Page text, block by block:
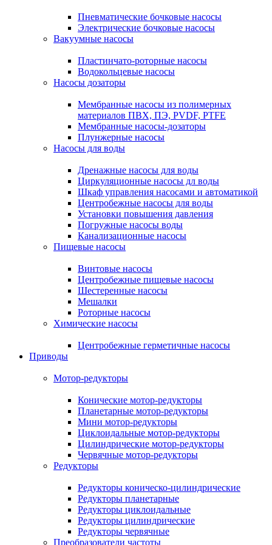
Пневматические бочковые насосы
Электрические бочковые насосы
Вакуумные насосы
Пластинчато-роторные насосы
Водокольцевые насосы
Насосы дозаторы
Мембранные насосы из полимерных
материалов ПВХ, ПЭ, PVDF, PTFE
Мембранные насосы-дозаторы
Плунжерные насосы
Насосы для воды
Дренажные насосы для воды
Циркуляционные насосы дл воды
Шкаф управления насосами и автоматикой
Центробежные насосы для воды
Установки повышения давления
Погружные насосы воды
Канализационные насосы
Пищевые насосы
Винтовые насосы
Центробежные пищевые насосы
Шестеренные насосы
Мешалки
Роторные насосы
Химические насосы
Центробежные герметичные насосы
Приводы
Мотор-редукторы
Конические мотор-редукторы
Планетарные мотор-редукторы
Мини мотор-редукторы
Циклоидальные мотор-редукторы
Цилиндрические мотор-редукторы
Червячные мотор-редукторы
Редукторы
Редукторы коническо-цилиндрические
Редукторы планетарные
Редукторы циклоидальные
Редукторы цилиндрические
Редукторы червячные
Преобразователи частоты